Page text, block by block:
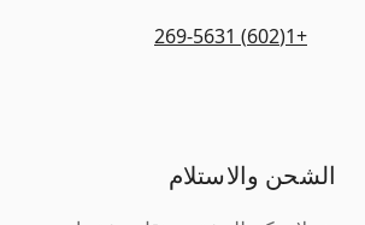
+1(602) 269-5631
الشحن والاستلام